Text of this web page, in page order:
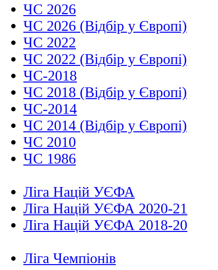
ЧС 2026
ЧС 2026 (Відбір у Європі)
ЧС 2022
ЧС 2022 (Відбір у Європі)
ЧС-2018
ЧС 2018 (Відбір у Європі)
ЧС-2014
ЧС 2014 (Відбір у Європі)
ЧС 2010
ЧС 1986
Ліга Націй УЄФА
Ліга Націй УЄФА 2020-21
Ліга Націй УЄФА 2018-20
Ліга Чемпіонів